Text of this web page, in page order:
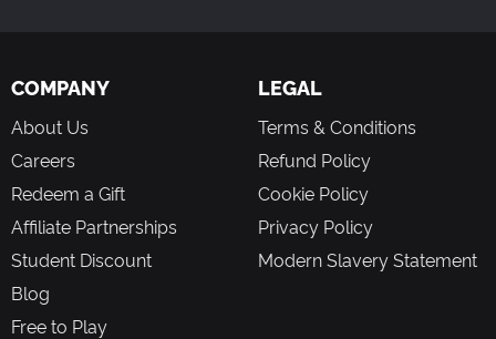
COMPANY
About Us
Careers
Redeem a Gift
Affiliate Partnerships
Student Discount
Blog
Free to Play
LEGAL
Terms & Conditions
Refund Policy
Cookie Policy
Privacy Policy
Modern Slavery Statement